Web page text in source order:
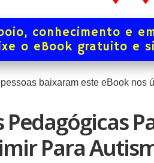
conhecimento e
o eBook gratuito e
baixaram este eBook nos
Para